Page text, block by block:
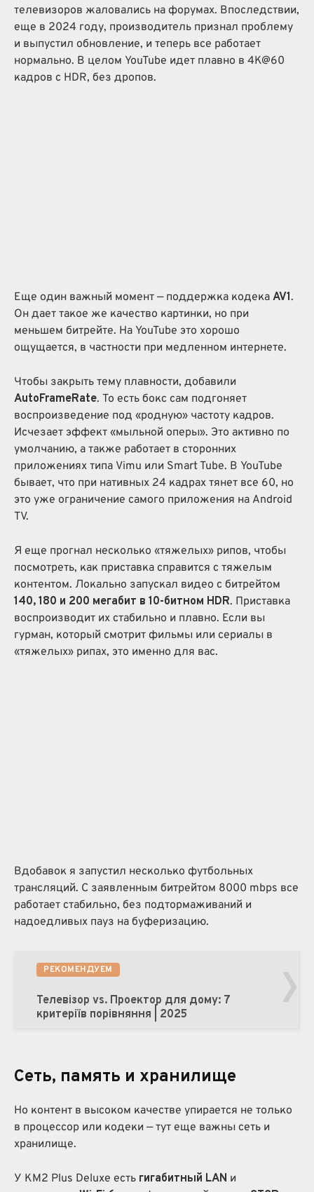
телевизоров жаловались на форумах. Впоследствии,
еще в 2024 году, производитель признал проблему
и выпустил обновление, и теперь все работает
нормально. В целом YouTube идет плавно в 4K@60
кадров с HDR, без дропов.
Еще один важный момент — поддержка кодека AV1.
Он дает такое же качество картинки, но при
меньшем битрейте. На YouTube это хорошо
ощущается, в частности при медленном интернете.
Чтобы закрыть тему плавности, добавили
AutoFrameRate. То есть бокс сам подгоняет
воспроизведение под «родную» частоту кадров.
Исчезает эффект «мыльной оперы». Это активно по
умолчанию, а также работает в сторонних
приложениях типа Vimu или Smart Tube. В YouTube
бывает, что при нативных 24 кадрах тянет все 60, но
это уже ограничение самого приложения на Android
TV.
Я еще прогнал несколько «тяжелых» рипов, чтобы
посмотреть, как приставка справится с тяжелым
контентом. Локально запускал видео с битрейтом
140, 180 и 200 мегабит в 10-битном HDR. Приставка
воспроизводит их стабильно и плавно. Если вы
гурман, который смотрит фильмы или сериалы в
«тяжелых» рипах, это именно для вас.
Вдобавок я запустил несколько футбольных
трансляций. С заявленным битрейтом 8000 mbps все
работает стабильно, без подтормаживаний и
надоедливых пауз на буферизацию.
РЕКОМЕНДУЕМ
Телевізор vs. Проектор для дому: 7
критеріїв порівняння | 2025
›
Сеть, память и хранилище
Но контент в высоком качестве упирается не только
в процессор или кодеки — тут еще важны сеть и
хранилище.
У KM2 Plus Deluxe есть гигабитный LAN и